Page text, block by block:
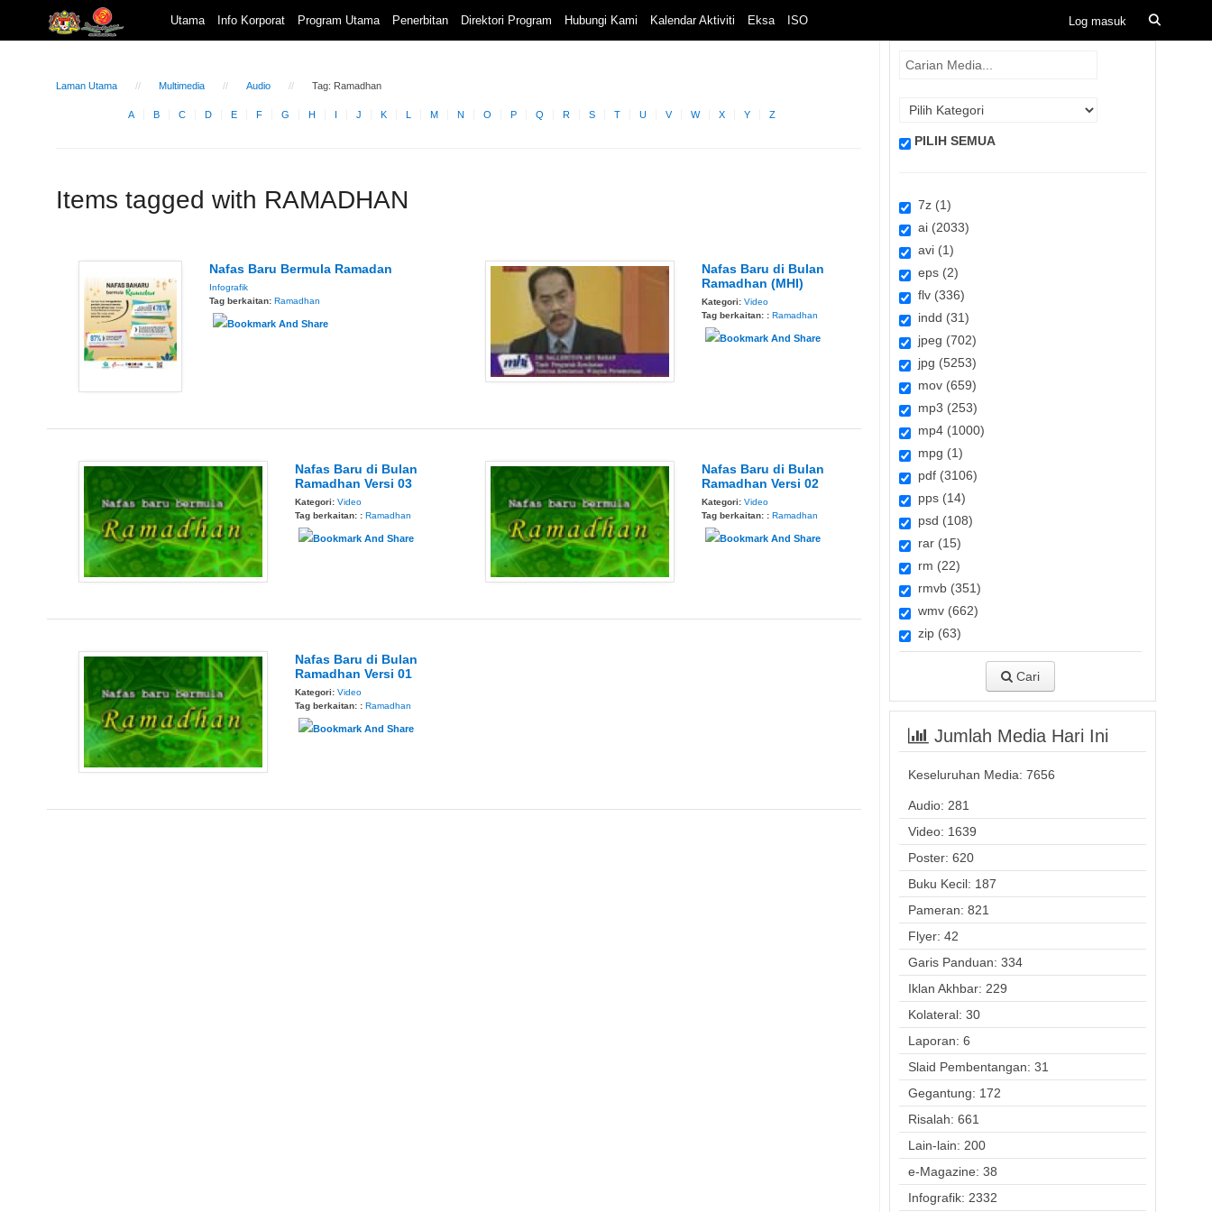
Utama Info Korporat Program Utama Penerbitan Direktori Program Hubungi Kami Kalendar Aktiviti Eksa ISO
Laman Utama Multimedia Audio Tag: Ramadhan
A B C D E F G H I J K L M N O P Q R S T U V W X Y Z
Items tagged with RAMADHAN
Nafas Baru Bermula Ramadan
Infografik
Tag berkaitan: Ramadhan
Nafas Baru di Bulan
Ramadhan (MHI)
Kategori:Video
Tag berkaitan: :Ramadhan
Nafas Baru di Bulan
Ramadhan Versi 03
Kategori: Video
Tag berkaitan: : Ramadhan
Nafas Baru di Bulan
Ramadhan Versi 02
Kategori:Video
Tag berkaitan: :Ramadhan
Nafas Baru di Bulan
Ramadhan Versi 01
Kategori: Video
Tag berkaitan: : Ramadhan
PILIH SEMUA
7z (1)
ai (2033)
avi (1)
eps (2)
flv (336)
indd (31)
jpeg (702)
jpg (5253)
mov (659)
mp3 (253)
mp4 (1000)
mpg (1)
pdf (3106)
pps (14)
psd (108)
rar (15)
rm (22)
rmvb (351)
wmv (662)
zip (63)
Cari
Jumlah Media Hari Ini
Keseluruhan Media: 7656
Audio: 281
Video: 1639
Poster: 620
Buku Kecil: 187
Pameran: 821
Flyer: 42
Garis Panduan: 334
Iklan Akhbar: 229
Kolateral: 30
Laporan: 6
Slaid Pembentangan: 31
Gegantung: 172
Risalah: 661
Lain-lain: 200
e-Magazine: 38
Infografik: 2332